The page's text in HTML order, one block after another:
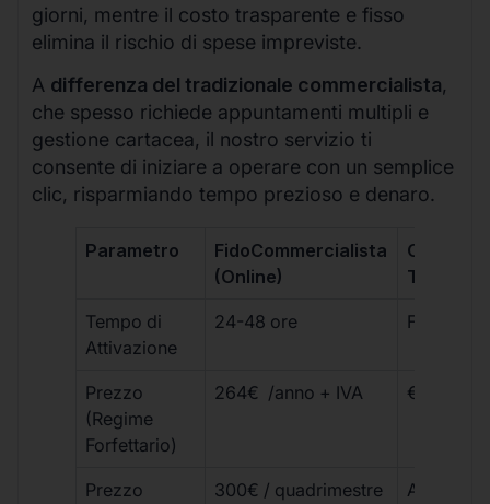
giorni, mentre il costo trasparente e fisso
elimina il rischio di spese impreviste.
A differenza del tradizionale commercialista,
che spesso richiede appuntamenti multipli e
gestione cartacea, il nostro servizio ti
consente di iniziare a operare con un semplice
clic, risparmiando tempo prezioso e denaro.
Parametro
FidoCommercialista
(Online)
Tempo di
Attivazione
24-48 ore Fino a 30
Prezzo
(Regime
Forfettario)
264€ /anno + IVA €500 –
Prezzo
300€ / quadrimestre
A partire